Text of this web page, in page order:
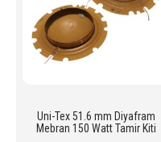
Uni-Tex 51.6 mm Diyafram
Mebran 150 Watt Tamir Kiti